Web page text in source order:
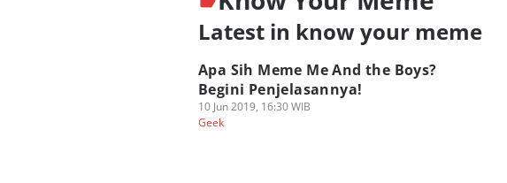
Latest in know your meme
Apa Sih Meme Me And the Boys?
Begini Penjelasannya!
10 Jun 2019, 16:30 WIB
Geek